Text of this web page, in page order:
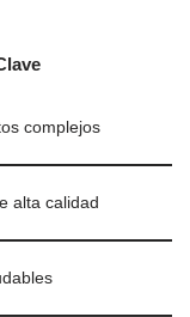
complejos
alta calidad